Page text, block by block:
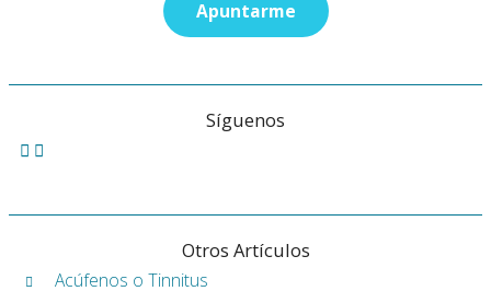
Síguenos
Otros Artículos
Acúfenos o Tinnitus